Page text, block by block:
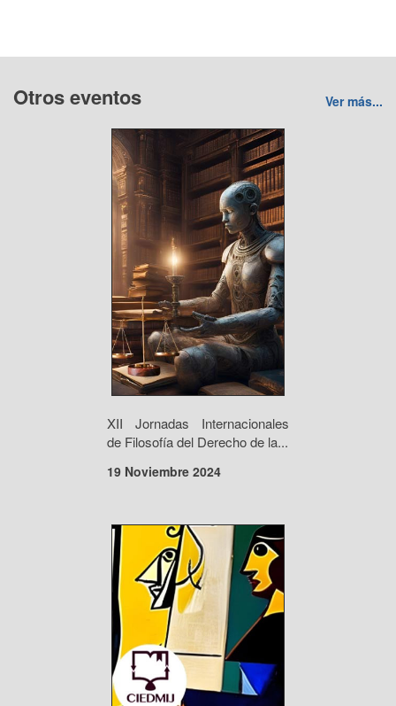
Otros eventos Ver más...
XII Jornadas Internacionales
de Filosofía del Derecho de la...
19 Noviembre 2024